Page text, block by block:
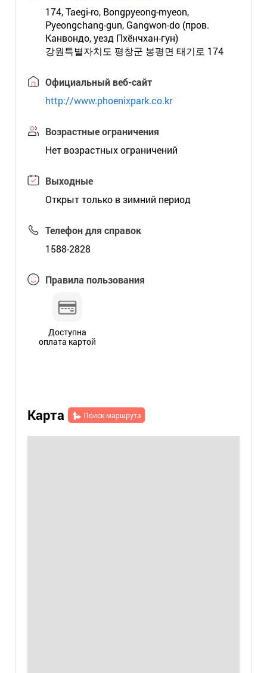
174, Taegi-ro, Bongpyeong-myeon,
Pyeongchang-gun, Gangwon-do (пров.
Канвондо, уезд Пхёнчхан-гун)
강원특별자치도 평창군 봉평면 태기로 174
Официальный веб-сайт
http://www.phoenixpark.co.kr
Возрастные ограничения
Нет возрастных ограничений
Выходные
Открыт только в зимний период
Телефон для справок
1588-2828
Правила пользования
Доступна
оплата картой
Карта Поиск маршрута